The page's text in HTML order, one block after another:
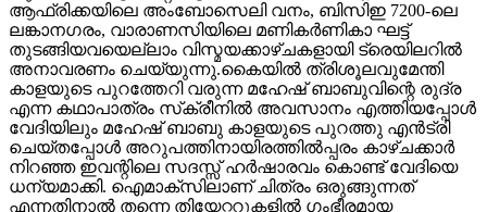
ആഫ്രിക്കയിലെ അംബോസെലി വനം, ബിസിഇ 7200-ലെ
ലങ്കാനഗരം, വാരാണസിയിലെ മണികര്‍ണികാ ഘട്ട്
തുടങ്ങിയവയെല്ലാം വിസ്മയക്കാഴ്ചകളായി ട്രെയിലറില്‍
അനാവരണം ചെയ്യുന്നു.കൈയില്‍ ത്രിശൂലവുമേന്തി
കാളയുടെ പുറത്തേറി വരുന്ന മഹേഷ് ബാബുവിന്റെ രുദ്ര
എന്ന കഥാപാത്രം സ്‌ക്രീനിൽ അവസാനം എത്തിയപ്പോൾ
വേദിയിലും മഹേഷ് ബാബു കാളയുടെ പുറത്തു എൻട്രി
ചെയ്തപ്പോൾ അറുപത്തിനായിരത്തിൽപ്പരം കാഴ്ചക്കാർ
നിറഞ്ഞ ഇവന്റിലെ സദസ്സ് ഹർഷാരവം കൊണ്ട് വേദിയെ
ധന്യമാക്കി. ഐമാക്‌സിലാണ് ചിത്രം ഒരുങ്ങുന്നത്
എന്നതിനാല്‍ തന്നെ തിയേറ്ററുകളില്‍ ഗംഭീരമായ